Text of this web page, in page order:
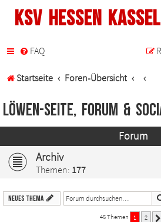
KSV Hessen Kassel
FAQ
Startseite Foren-Übersicht
Löwen-Seite, Forum &
Forum
Archiv
Themen: 177
Neues Thema
45 Themen 1 2